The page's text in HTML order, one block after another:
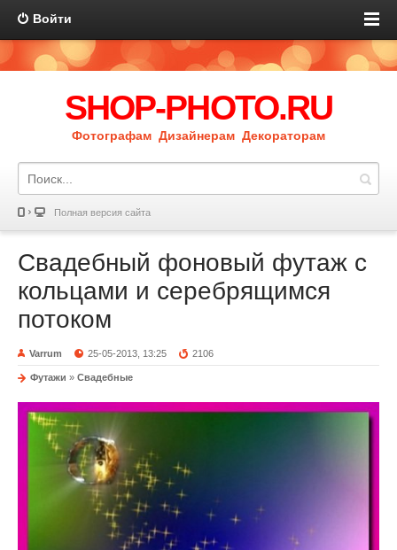
Войти
SHOP-PHOTO.RU
Фотографам Дизайнерам Декораторам
Полная версия сайта
Свадебный фоновый футаж с
кольцами и серебрящимся
потоком
Varrum 25-05-2013, 13:25 2106
Футажи » Свадебные